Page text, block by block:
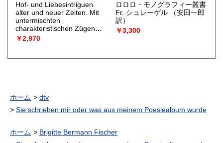
Hof- und Liebesintriguen
alter und neuer Zeiten. Mit
untermischten
charakteristischen Zügen
aus dem Leben berühmter
Personen. Aus der wahren
Nach der ersten Ausgabe
￥2,970
ロロロ・モノグラフィー叢書
Fr. シュレーゲル
（安田一郎
訳）
￥3,300
ホーム
dtv
Sie schrieben mir oder was aus meinem Poesiealbum wurde
ホーム
Brigitte Bermann Fischer